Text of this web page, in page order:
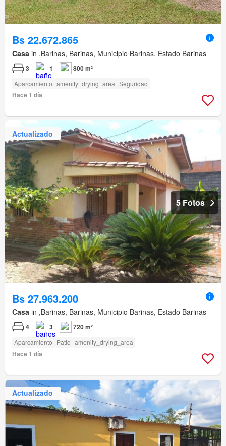
Bs 22.672.865
Casa in ,Barinas, Barinas, Municipio Barinas, Estado Barinas
3 1 800 m²
Aparcamiento amenity_drying_area Seguridad
Hace 1 día
Actualizado
5 Fotos
Bs 27.963.200
Casa in ,Barinas, Barinas, Municipio Barinas, Estado Barinas
4 3 720 m²
Aparcamiento Patio amenity_drying_area
Hace 1 día
Actualizado